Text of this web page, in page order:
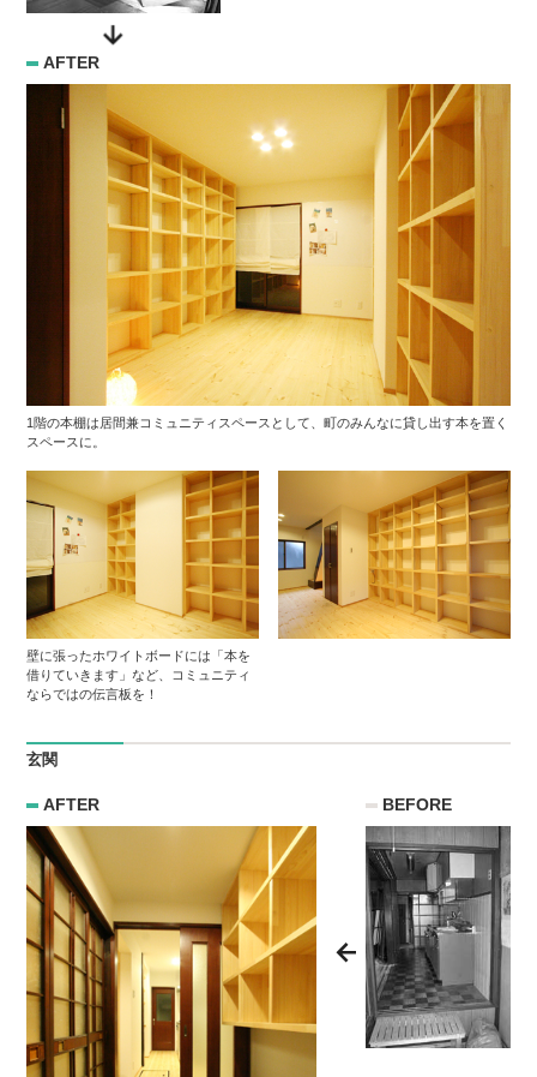
AFTER
1階の本棚は居間兼コミュニティスペースとして、町のみんなに貸し出す本を置く
スペースに。
壁に張ったホワイトボードには「本を
借りていきます」など、コミュニティ
ならではの伝言板を！
玄関
BEFORE
AFTER